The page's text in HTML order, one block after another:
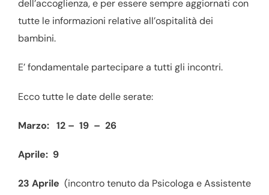
dell’accoglienza, e per essere sempre aggiornati con
tutte le informazioni relative all’ospitalità dei
bambini.
E’ fondamentale partecipare a tutti gli incontri.
Ecco tutte le date delle serate:
Marzo: 12 – 19 – 26
Aprile: 9
23 Aprile (incontro tenuto da Psicologa e Assistente